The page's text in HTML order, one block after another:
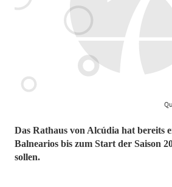
Das Rathaus von Alcúdia hat bereits
Balnearios bis zum Start der Saison
sollen.